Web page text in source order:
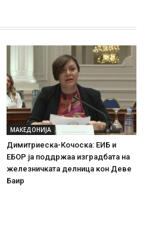
МАКЕДОНИЈА
Димитриеска-Кочоска: ЕИБ и
ЕБОР ја поддржаа изградбата на
железничката делница кон Деве
Баир